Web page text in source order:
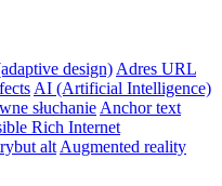
design) Adres URL
AI (Artificial Intelligence)
słuchanie Anchor text
Rich Internet
alt Augmented reality